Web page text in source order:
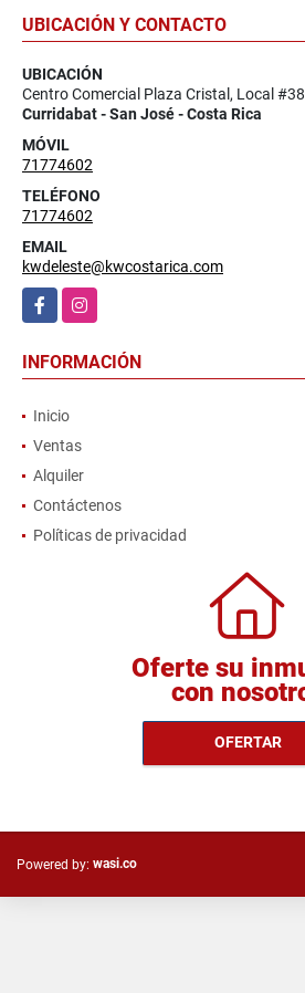
UBICACIÓN Y CONTACTO
UBICACIÓN
Centro Comercial Plaza Cristal, Local #38
Curridabat - San José - Costa Rica
MÓVIL
71774602
TELÉFONO
71774602
EMAIL
kwdeleste@kwcostarica.com
FacebookInstagram
INFORMACIÓN
Inicio
Ventas
Alquiler
Contáctenos
Políticas de privacidad
Oferte su
con
OFERTAR
Powered by: wasi.co